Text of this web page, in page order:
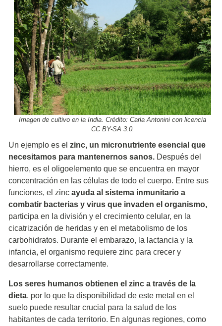
Imagen de cultivo en la India. Crédito: Carla Antonini con licencia
CC BY-SA 3.0.
Un ejemplo es el zinc, un micronutriente esencial que
necesitamos para mantenernos sanos. Después del
hierro, es el oligoelemento que se encuentra en mayor
concentración en las células de todo el cuerpo. Entre sus
funciones, el zinc ayuda al sistema inmunitario a
combatir bacterias y virus que invaden el organismo,
participa en la división y el crecimiento celular, en la
cicatrización de heridas y en el metabolismo de los
carbohidratos. Durante el embarazo, la lactancia y la
infancia, el organismo requiere zinc para crecer y
desarrollarse correctamente.
Los seres humanos obtienen el zinc a través de la
dieta, por lo que la disponibilidad de este metal en el
suelo puede resultar crucial para la salud de los
habitantes de cada territorio. En algunas regiones, como